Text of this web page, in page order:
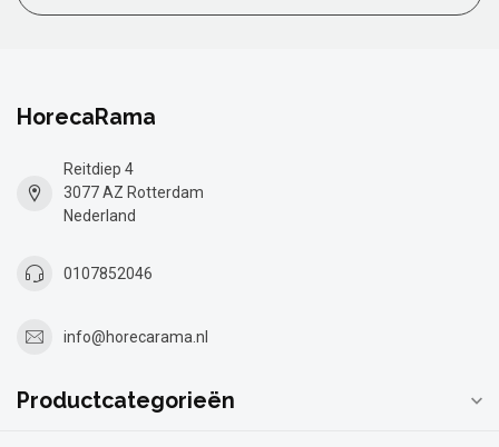
HorecaRama
Reitdiep 4
3077 AZ Rotterdam
Nederland
0107852046
info@horecarama.nl
Productcategorieën